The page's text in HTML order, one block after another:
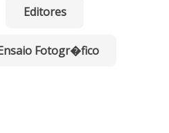
Editores
Fotogr�fico